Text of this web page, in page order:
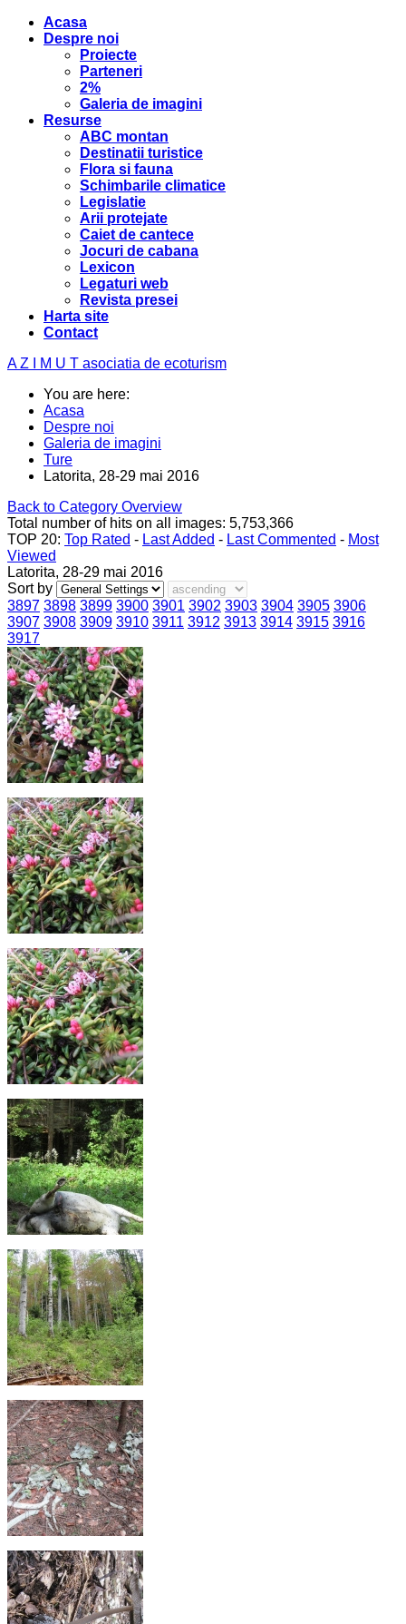
Acasa
Despre noi
Proiecte
Parteneri
2%
Galeria de imagini
Resurse
ABC montan
Destinatii turistice
Flora si fauna
Schimbarile climatice
Legislatie
Arii protejate
Caiet de cantece
Jocuri de cabana
Lexicon
Legaturi web
Revista presei
Harta site
Contact
A Z I M U T asociatia de ecoturism
You are here:
Acasa
Despre noi
Galeria de imagini
Ture
Latorita, 28-29 mai 2016
Back to Category Overview
Total number of hits on all images: 5,753,366
TOP 20: Top Rated - Last Added - Last Commented - Most
Viewed
Latorita, 28-29 mai 2016
Sort by
3897 3898 3899 3900 3901 3902 3903 3904 3905 3906
3907 3908 3909 3910 3911 3912 3913 3914 3915 3916
3917